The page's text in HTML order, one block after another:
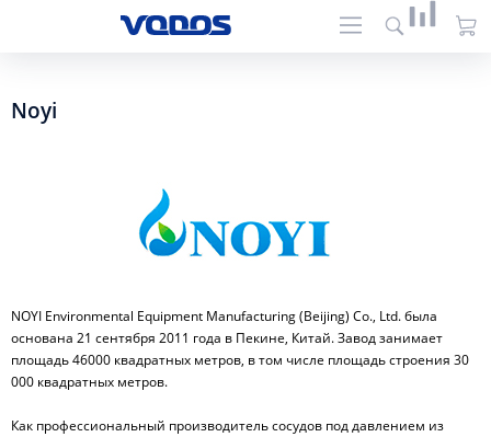
Noyi
NOYI Environmental Equipment Manufacturing (Beijing) Co., Ltd. была
основана 21 сентября 2011 года в Пекине, Китай. Завод занимает
площадь 46000 квадратных метров, в том числе площадь строения 30
000 квадратных метров.
Как профессиональный производитель сосудов под давлением из